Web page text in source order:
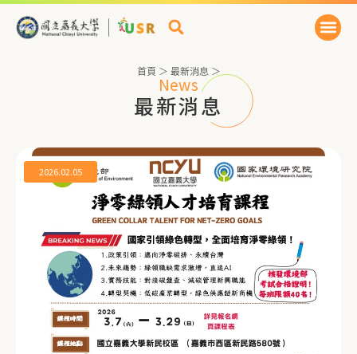
News
最新消息
首頁 ＞ 最新消息 ＞
2026.02.05